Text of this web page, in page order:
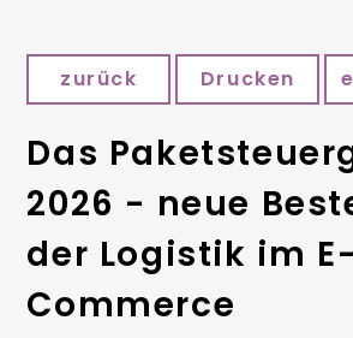
zurück Drucken
Das
2026 - neue
der Logistik im E-
Commerce